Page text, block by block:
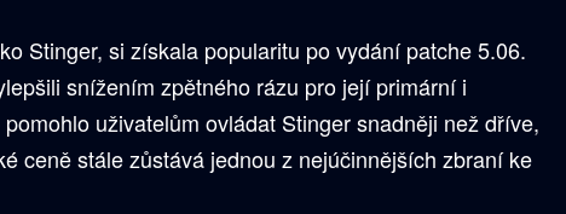
Stinger, si získala popularitu po vydání patche 5.06.
snížením zpětného rázu pro její primární i
uživatelům ovládat Stinger snadněji než dříve,
ceně stále zůstává jednou z nejúčinnějších zbraní ke